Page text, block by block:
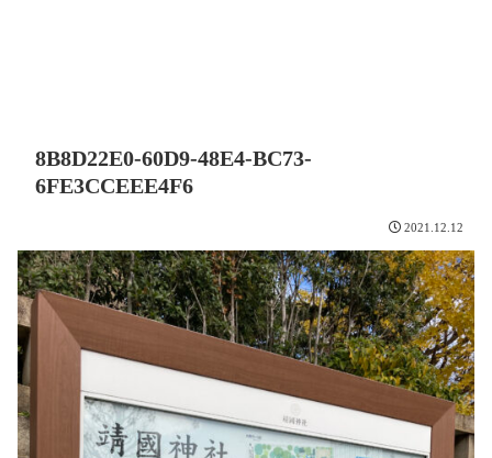
8B8D22E0-60D9-48E4-BC73-
6FE3CCEEE4F6
2021.12.12